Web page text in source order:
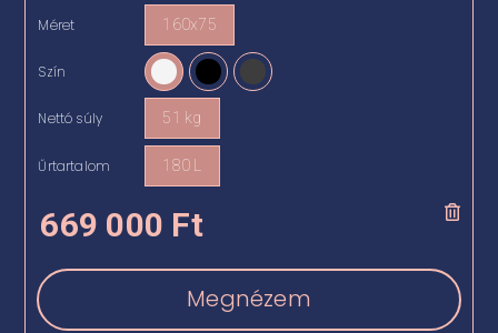
Méret 160x75
Szín
Nettó súly 51 kg
Űrtartalom 180 L
669 000 Ft
Megnézem